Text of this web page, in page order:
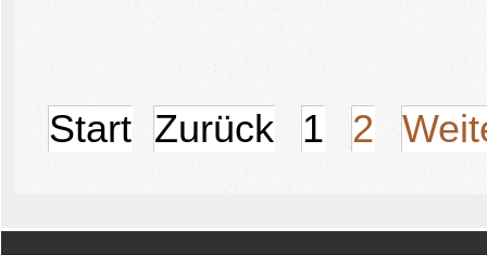
Start Zurück 1 2